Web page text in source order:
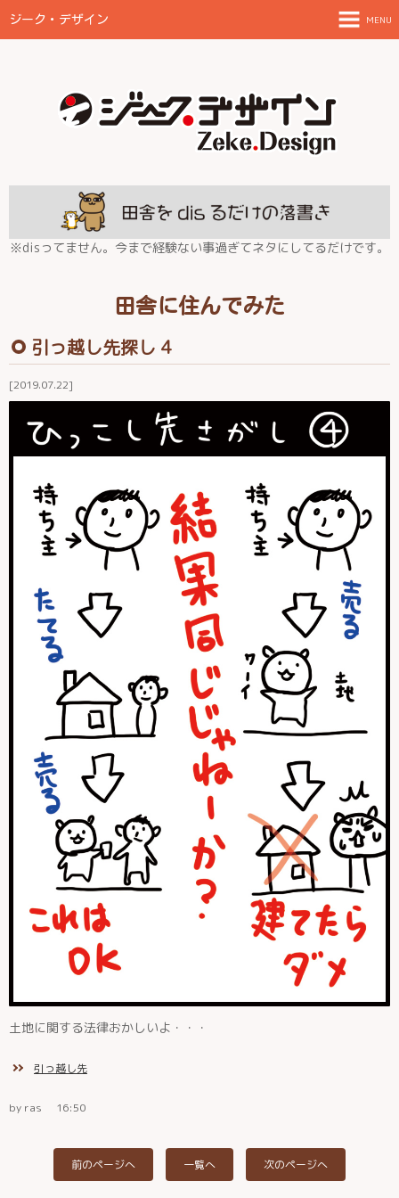
ジーク・デザイン MENU
ご案内とお願い
放浪日記
※disってません。今まで経験ない事過ぎてネタにしてるだけです。
田舎に住んでみた
2019.07.22
引っ越し先探し 4
土地に関する法律おかしいよ・・・
引っ越し先
by ras 16:50
前のページへ 一覧へ 次のページへ